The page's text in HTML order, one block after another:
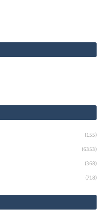
(155)
(6353)
(368)
(718)